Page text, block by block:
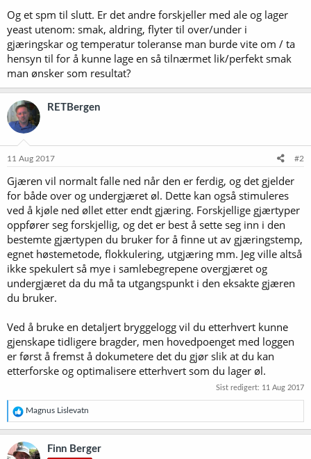
Og et spm til slutt. Er det andre forskjeller med ale og lager
yeast utenom: smak, aldring, flyter til over/under i
gjæringskar og temperatur toleranse man burde vite om / ta
hensyn til for å kunne lage en så tilnærmet lik/perfekt smak
man ønsker som resultat?
RETBergen
11 Aug 2017 #2
Gjæren vil normalt falle ned når den er ferdig, og det gjelder
for både over og undergjæret øl. Dette kan også stimuleres
ved å kjøle ned øllet etter endt gjæring. Forskjellige gjærtyper
oppfører seg forskjellig, og det er best å sette seg inn i den
bestemte gjærtypen du bruker for å finne ut av gjæringstemp,
egnet høstemetode, flokkulering, utgjæring mm. Jeg ville altså
ikke spekulert så mye i samlebegrepene overgjæret og
undergjæret da du må ta utgangspunkt i den eksakte gjæren
du bruker.
Ved å bruke en detaljert bryggelogg vil du etterhvert kunne
gjenskape tidligere bragder, men hovedpoenget med loggen
er først å fremst å dokumetere det du gjør slik at du kan
etterforske og optimalisere etterhvert som du lager øl.
Sist redigert: 11 Aug 2017
R
e
a
k
s
Magnus Lislevatn
Finn Berger